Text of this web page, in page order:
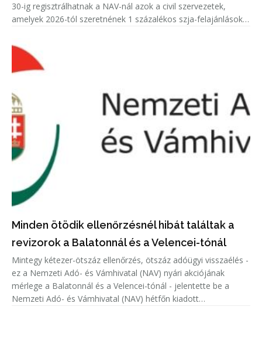
30-ig regisztrálhatnak a NAV-nál azok a civil szervezetek,
amelyek 2026-tól szeretnének 1 százalékos szja-felajánlásokat
Minden ötödik ellenőrzésnél hibát találtak a
revizorok a Balatonnál és a Velencei-tónál
Mintegy kétezer-ötszáz ellenőrzés, ötszáz adóügyi visszaélés -
ez a Nemzeti Adó- és Vámhivatal (NAV) nyári akciójának
mérlege a Balatonnál és a Velencei-tónál - jelentette be a
Nemzeti Adó- és Vámhivatal (NAV) hétfőn kiadott